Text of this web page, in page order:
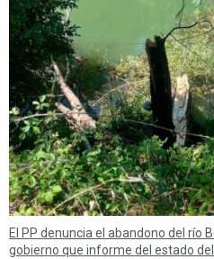
El PP denuncia el abandono del río
gobierno que informe del estado